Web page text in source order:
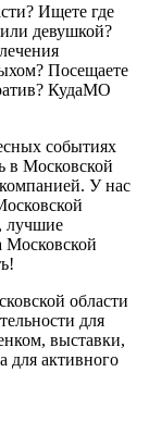
Ищете где
девушкой?
Посещаете
КудаМО
событиях
в Московской
У нас
лучшие
Московской
области
для
выставки,
для активного